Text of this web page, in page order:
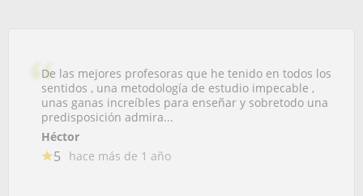
De las mejores profesoras que he tenido en todos los
sentidos , una metodología de estudio impecable ,
unas ganas increíbles para enseñar y sobretodo una
predisposición admira...
Héctor
5 hace más de 1 año